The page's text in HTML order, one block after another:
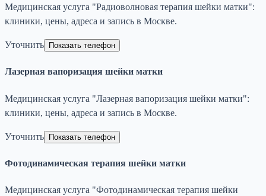
Медицинская услуга "Радиоволновая терапия шейки матки":
клиники, цены, адреса и запись в Москве.
Уточнить Показать телефон
Лазерная вапоризация шейки матки
Медицинская услуга "Лазерная вапоризация шейки матки":
клиники, цены, адреса и запись в Москве.
Уточнить Показать телефон
Фотодинамическая терапия шейки матки
Медицинская услуга "Фотодинамическая терапия шейки